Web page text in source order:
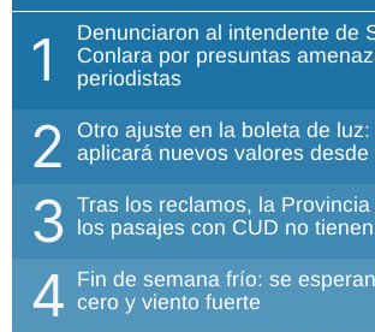
1
Denunciaron al intendente de
Conlara por presuntas
periodistas
2
Otro ajuste en la boleta de luz:
aplicará nuevos valores desde
3 Tras los reclamos, la
los pasajes con CUD no
4 Fin de semana frío: se
cero y viento fuerte